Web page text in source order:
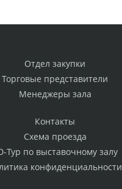
Отдел закупки
Торговые представители
Менеджеры зала
Контакты
Схема проезда
Тур по выставочному залу
конфиденциальности